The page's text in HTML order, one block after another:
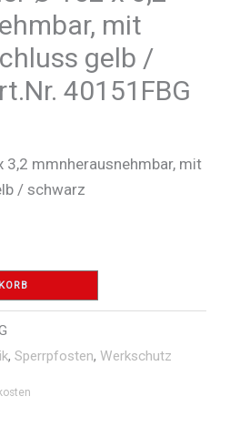
mit
gelb /
40151FBG
mmnherausnehmbar, mit
/ schwarz
,Sperrpfosten,Werkschutz